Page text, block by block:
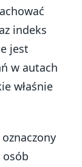
indeks
jest
w autach
właśnie